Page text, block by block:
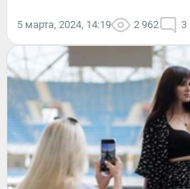
5 марта, 2024, 14:19 2 962 3